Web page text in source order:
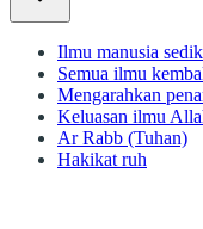
Ilmu manusia
Semua ilmu
Mengarahkan
Keluasan ilmu
Ar Rabb (Tuhan)
Hakikat ruh